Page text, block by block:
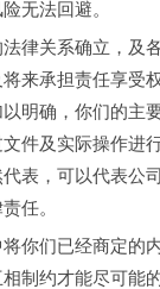
无法回避。
律关系确立，及
来承担责任享受
明确，你们的主
件及实际操作进
表，可以代表公
任。
你们已经商定的
制约才能尽可能的